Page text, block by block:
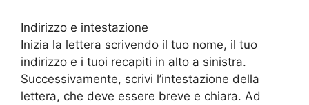
Indirizzo e intestazione
Inizia la lettera scrivendo il tuo nome, il tuo
indirizzo e i tuoi recapiti in alto a sinistra.
Successivamente, scrivi l’intestazione della
lettera, che deve essere breve e chiara. Ad